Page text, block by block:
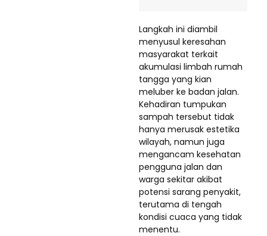
Langkah ini diambil
menyusul keresahan
masyarakat terkait
akumulasi limbah rumah
tangga yang kian
meluber ke badan jalan.
Kehadiran tumpukan
sampah tersebut tidak
hanya merusak estetika
wilayah, namun juga
mengancam kesehatan
pengguna jalan dan
warga sekitar akibat
potensi sarang penyakit,
terutama di tengah
kondisi cuaca yang tidak
menentu.